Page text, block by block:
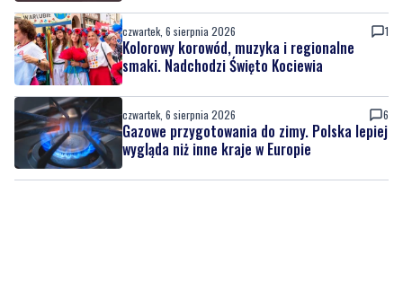
czwartek, 6 sierpnia 2026 1
Kolorowy korowód, muzyka i regionalne
smaki. Nadchodzi Święto Kociewia
czwartek, 6 sierpnia 2026 6
Gazowe przygotowania do zimy. Polska lepiej
wygląda niż inne kraje w Europie